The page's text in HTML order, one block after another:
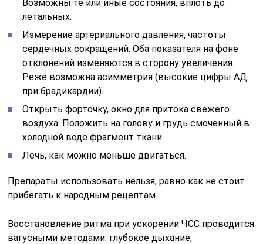
Возможны те или иные состояния, вплоть до
летальных.
Измерение артериального давления, частоты
сердечных сокращений. Оба показателя на фоне
отклонений изменяются в сторону увеличения.
Реже возможна асимметрия (высокие цифры АД
при брадикардии).
Открыть форточку, окно для притока свежего
воздуха. Положить на голову и грудь смоченный в
холодной воде фрагмент ткани.
Лечь, как можно меньше двигаться.
Препараты использовать нельзя, равно как не стоит
прибегать к народным рецептам.
Восстановление ритма при ускорении ЧСС проводится
вагусными методами: глубокое дыхание,